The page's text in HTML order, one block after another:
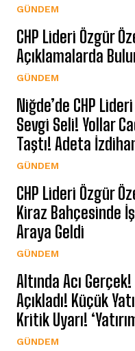
GÜNDEM
CHP Lideri Özgür
Açıklamalarda
GÜNDEM
Niğde’de CHP
Sevgi Seli! Yollar
Taştı! Adeta
GÜNDEM
CHP Lideri Özgür
Kiraz Bahçesinde
Araya Geldi
GÜNDEM
Altında Acı
Açıkladı! Küçük
Kritik Uyarı!
GÜNDEM